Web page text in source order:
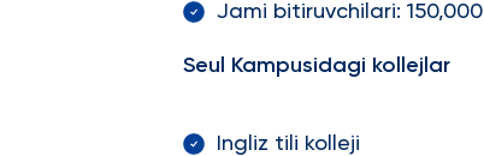
Jami bitiruvchilari: 150,000
Seul Kampusidagi kollejlar
Ingliz tili kolleji